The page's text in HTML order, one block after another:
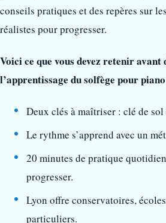
conseils pratiques et des repères sur
réalistes pour progresser.
Voici ce que vous devez retenir avant
l’apprentissage du solfège pour
Deux clés à maîtriser : clé de sol
Le rythme s’apprend avec un
20 minutes de pratique
progresser.
Lyon offre conservatoires,
particuliers.